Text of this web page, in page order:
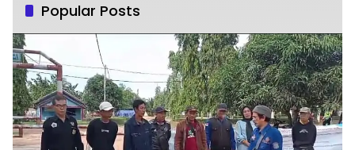
Popular Posts